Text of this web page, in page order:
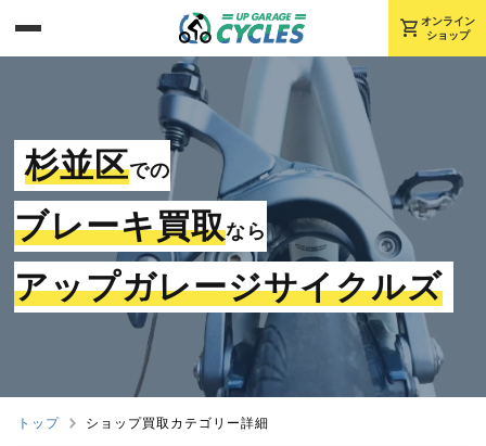
shopping_cart オンライン
ショップ
杉並区での
ブレーキ買取なら
アップガレージサイクルズ
トップ ショップ買取カテゴリー詳細